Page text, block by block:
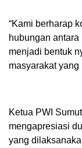
“Kami berharap
hubungan
menjadi bentuk
masyarakat yang
Ketua PWI
mengapresiasi
yang